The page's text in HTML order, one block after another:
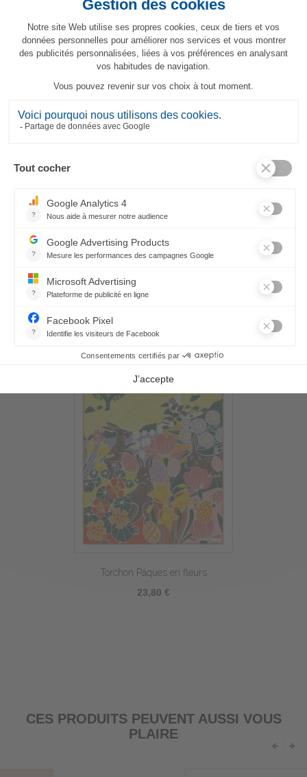
Torchon Panier d'été
23,80 €
Torchon Pâques en fleurs
23,80 €
CES PRODUITS PEUVENT AUSSI VOUS
PLAIRE